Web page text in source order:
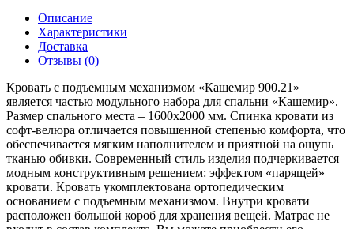
Описание
Характеристики
Доставка
Отзывы (0)
Кровать с подъемным механизмом «Кашемир 900.21»
является частью модульного набора для спальни «Кашемир».
Размер спального места – 1600x2000 мм. Спинка кровати из
софт-велюра отличается повышенной степенью комфорта, что
обеспечивается мягким наполнителем и приятной на ощупь
тканью обивки. Современный стиль изделия подчеркивается
модным конструктивным решением: эффектом «парящей»
кровати. Кровать укомплектована ортопедическим
основанием с подъемным механизмом. Внутри кровати
расположен большой короб для хранения вещей. Матрас не